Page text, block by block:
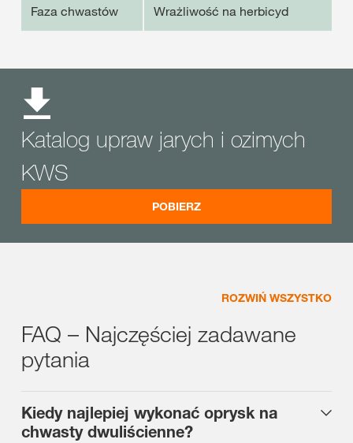
Faza chwastów Wrażliwość na herbicyd
Katalog upraw jarych i ozimych
KWS
POBIERZ
ROZWIŃ WSZYSTKO
FAQ – Najczęściej zadawane
pytania
Kiedy najlepiej wykonać oprysk na
chwasty dwuliścienne?